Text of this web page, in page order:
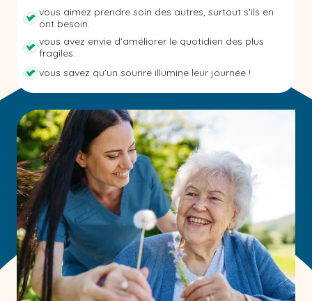
vous aimez prendre soin des autres, surtout s'ils en
ont besoin.
vous avez envie d'améliorer le quotidien des plus
fragiles.
vous savez qu'un sourire illumine leur journée !